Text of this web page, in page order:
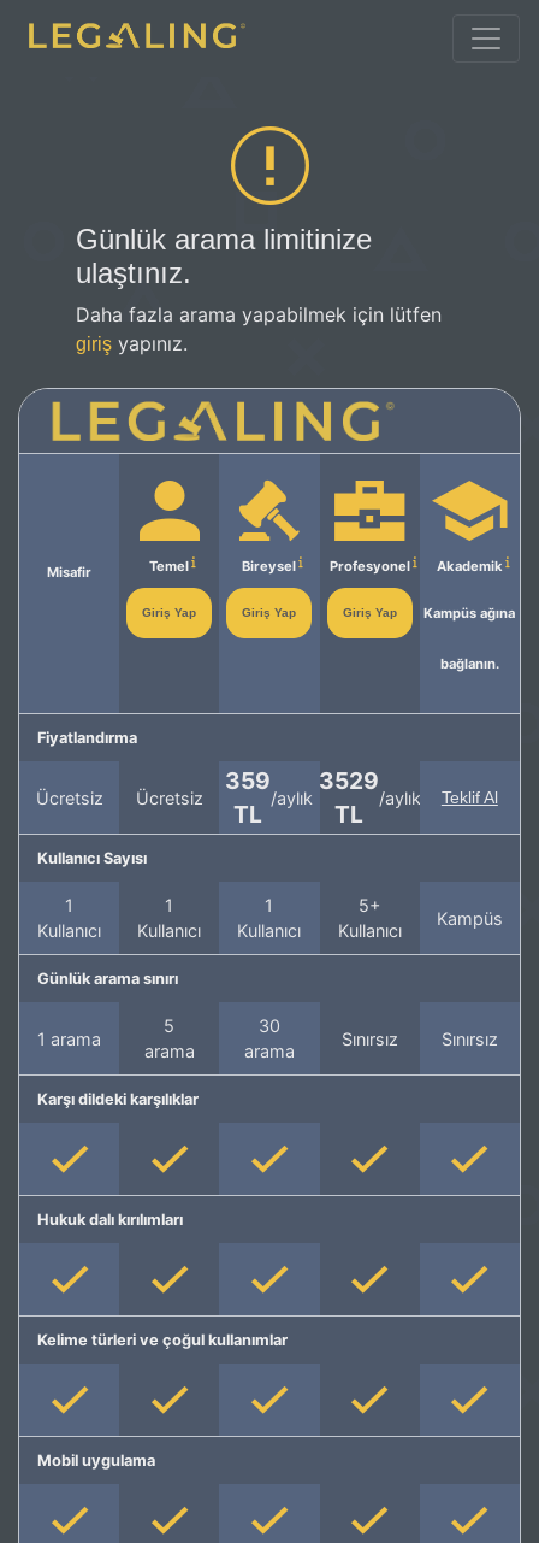
Günlük arama limitinize
ulaştınız.
Daha fazla arama yapabilmek için lütfen
giriş yapınız.
Misafir Temel
Giriş Yap
Bireysel
Giriş Yap
Profesyonel
Giriş Yap
Akademik
Kampüs ağına
bağlanın.
Fiyatlandırma
Ücretsiz Ücretsiz
359
TL
/aylık
3529
TL
/aylık Teklif Al
Kullanıcı Sayısı
1
Kullanıcı
1
Kullanıcı
1
Kullanıcı
5+
Kullanıcı
Kampüs
Günlük arama sınırı
1 arama
5
arama
30
arama
Sınırsız Sınırsız
Karşı dildeki karşılıklar
Hukuk dalı kırılımları
Kelime türleri ve çoğul kullanımlar
Mobil uygulama